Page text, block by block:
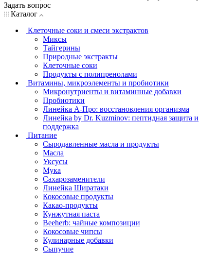
Задать вопрос
Каталог
Клеточные соки и смеси экстрактов
Миксы
Тайгерины
Природные экстракты
Клеточные соки
Продукты с полипренолами
Витамины, микроэлементы и пробиотики
Микронутриенты и витаминные добавки
Пробиотики
Линейка А-Про: восстановления организма
Линейка by Dr. Kuzminov: пептидная защита и
поддержка
Питание
Сыродавленные масла и продукты
Масла
Уксусы
Мука
Сахарозаменители
Линейка Ширатаки
Кокосовые продукты
Какао-продукты
Кунжутная паста
Beeherb: чайные композиции
Кокосовые чипсы
Кулинарные добавки
Сыпучие